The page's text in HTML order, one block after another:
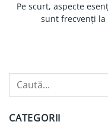
CATEGORII
Pe scurt, aspecte
sunt frecvenți la